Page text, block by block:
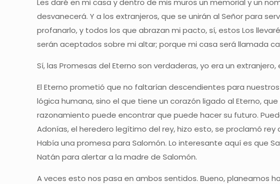
Les daré en mi casa y dentro de mis muros un memorial y un
desvanecerá. Y a los extranjeros, que se unirán al Señor para
profanarlo, y todos los que abrazan mi pacto, sí, estos Los
serán aceptados sobre mi altar; porque mi casa será llamada
Sí, las Promesas del Eterno son verdaderas, yo era un
El Eterno prometió que no faltarían descendientes para
lógica humana, sino el que tiene un corazón ligado al Eterno,
razonamiento puede encontrar que puede hacer su futuro.
Adonías, el heredero legítimo del rey, hizo esto, se proclamó
Había una promesa para Salomón. Lo interesante aquí es que
Natán para alertar a la madre de Salomón.
A veces esto nos pasa en ambos sentidos. Bueno, planeamos